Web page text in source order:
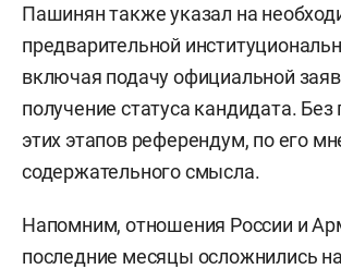
Пашинян также указал на
предварительной
включая подачу официальной
получение статуса кандидата.
этих этапов референдум, по его
содержательного смысла.
Напомним, отношения России и
последние месяцы осложнились